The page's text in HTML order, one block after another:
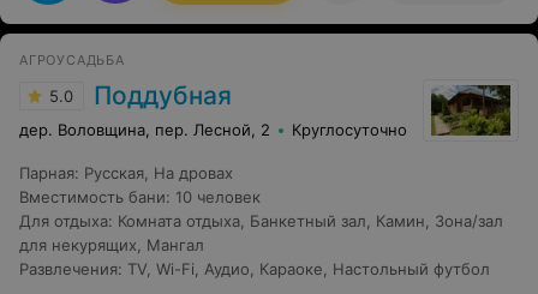
АГРОУСАДЬБА
5.0 Поддубная
дер. Воловщина, пер. Лесной, 2 Круглосуточно
Парная: Русская, На дровах
Вместимость бани: 10 человек
Для отдыха: Комната отдыха, Банкетный зал, Камин, Зона/зал
для некурящих, Мангал
Развлечения: TV, Wi-Fi, Аудио, Караоке, Настольный футбол